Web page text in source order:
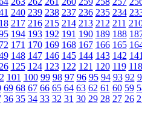
240 239 238 237 236 235 234
217 216 215 214 213 212 211
194 193 192 191 190 189 188
171 170 169 168 167 166 165
148 147 146 145 144 143 142 141
125 124 123 122 121 120 119 118
101 100 99 98 97 96 95 94 93 92
69 68 67 66 65 64 63 62 61 60 59
36 35 34 33 32 31 30 29 28 27 26